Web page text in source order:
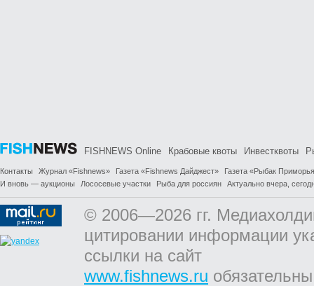
FISHNEWS Online Крабовые квоты Инвестквоты
Контакты Журнал «Fishnews» Газета «Fishnews Дайджест»
Газета «Рыбак
И вновь — аукционы
Лососевые участки Рыба для россиян Актуально вчера,
© 2006—2026 гг.
цитировании информации
ссылки на сайт
www.fishnews.ru